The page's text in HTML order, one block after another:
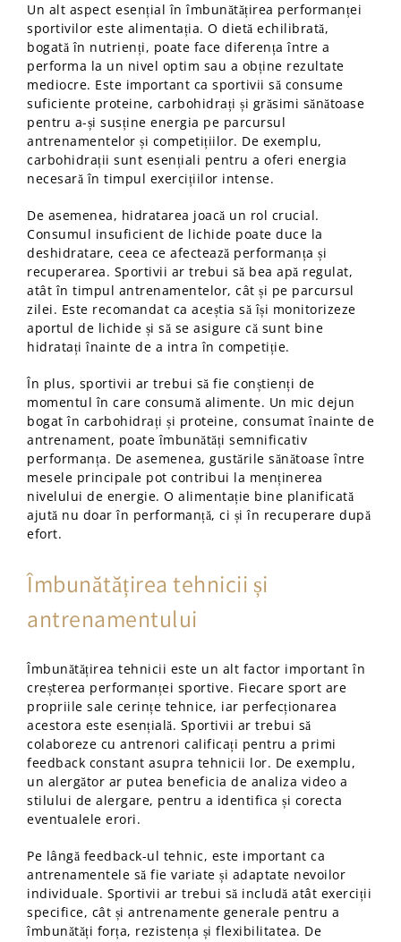
Un alt aspect esențial în îmbunătățirea performanței
sportivilor este alimentația. O dietă echilibrată,
bogată în nutrienți, poate face diferența între a
performa la un nivel optim sau a obține rezultate
mediocre. Este important ca sportivii să consume
suficiente proteine, carbohidrați și grăsimi sănătoase
pentru a-și susține energia pe parcursul
antrenamentelor și competițiilor. De exemplu,
carbohidrații sunt esențiali pentru a oferi energia
necesară în timpul exercițiilor intense.
De asemenea, hidratarea joacă un rol crucial.
Consumul insuficient de lichide poate duce la
deshidratare, ceea ce afectează performanța și
recuperarea. Sportivii ar trebui să bea apă regulat,
atât în timpul antrenamentelor, cât și pe parcursul
zilei. Este recomandat ca aceștia să își monitorizeze
aportul de lichide și să se asigure că sunt bine
hidratați înainte de a intra în competiție.
În plus, sportivii ar trebui să fie conștienți de
momentul în care consumă alimente. Un mic dejun
bogat în carbohidrați și proteine, consumat înainte de
antrenament, poate îmbunătăți semnificativ
performanța. De asemenea, gustările sănătoase între
mesele principale pot contribui la menținerea
nivelului de energie. O alimentație bine planificată
ajută nu doar în performanță, ci și în recuperare după
efort.
Îmbunătățirea tehnicii și
antrenamentului
Îmbunătățirea tehnicii este un alt factor important în
creșterea performanței sportive. Fiecare sport are
propriile sale cerințe tehnice, iar perfecționarea
acestora este esențială. Sportivii ar trebui să
colaboreze cu antrenori calificați pentru a primi
feedback constant asupra tehnicii lor. De exemplu,
un alergător ar putea beneficia de analiza video a
stilului de alergare, pentru a identifica și corecta
eventualele erori.
Pe lângă feedback-ul tehnic, este important ca
antrenamentele să fie variate și adaptate nevoilor
individuale. Sportivii ar trebui să includă atât exerciții
specifice, cât și antrenamente generale pentru a
îmbunătăți forța, rezistența și flexibilitatea. De